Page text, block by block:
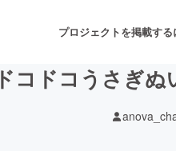
プロジェクトを掲載する
ドコドコうさぎ